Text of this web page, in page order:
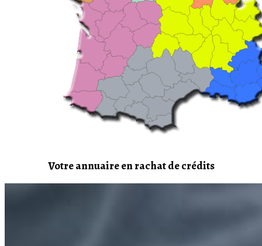
Votre annuaire en rachat de crédits